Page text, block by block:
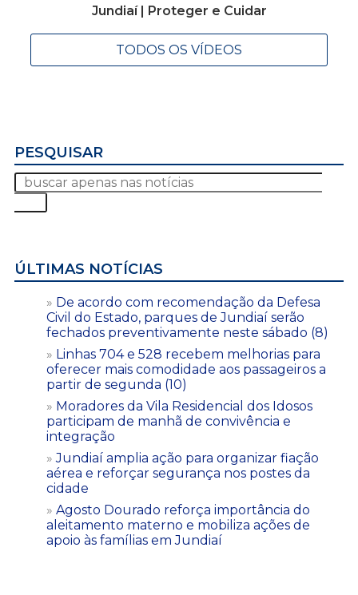
Jundiaí | Proteger e Cuidar
TODOS OS VÍDEOS
PESQUISAR
ÚLTIMAS NOTÍCIAS
De acordo com recomendação da Defesa
Civil do Estado, parques de Jundiaí serão
fechados preventivamente neste sábado (8)
Linhas 704 e 528 recebem melhorias para
oferecer mais comodidade aos passageiros a
partir de segunda (10)
Moradores da Vila Residencial dos Idosos
participam de manhã de convivência e
integração
Jundiaí amplia ação para organizar fiação
aérea e reforçar segurança nos postes da
cidade
Agosto Dourado reforça importância do
aleitamento materno e mobiliza ações de
apoio às famílias em Jundiaí